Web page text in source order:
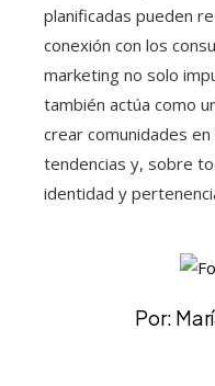
planificadas pueden
conexión con los
marketing no solo
también actúa como
crear comunidades
tendencias y, sobre
identidad y
Por: